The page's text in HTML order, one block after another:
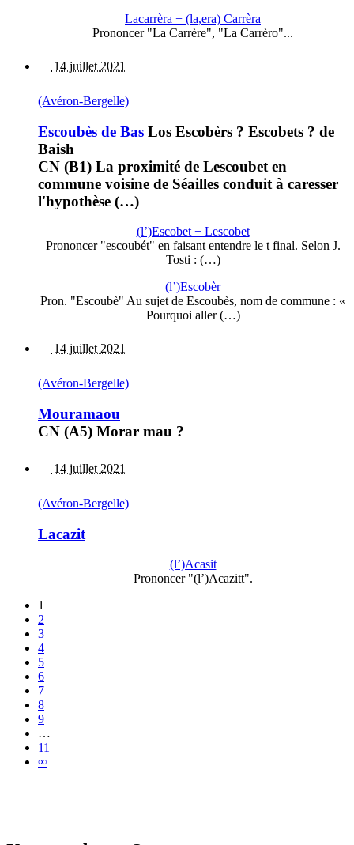
Lacarrèra + (la,era) Carrèra
Prononcer "La Carrère", "La Carrèro"...
14 juillet 2021
(Avéron-Bergelle)
Escoubès de Bas Los Escobèrs ? Escobets ? de
Baish
CN (B1) La proximité de Lescoubet en
commune voisine de Séailles conduit à caresser
l'hypothèse (…)
(l’)Escobet + Lescobet
Prononcer "escoubét" en faisant entendre le t final. Selon J.
Tosti : (…)
(l’)Escobèr
Pron. "Escoubè" Au sujet de Escoubès, nom de commune : «
Pourquoi aller (…)
14 juillet 2021
(Avéron-Bergelle)
Mouramaou
CN (A5) Morar mau ?
14 juillet 2021
(Avéron-Bergelle)
Lacazit
(l’)Acasit
Prononcer "(l’)Acazitt".
1
2
3
4
5
6
7
8
9
…
11
∞